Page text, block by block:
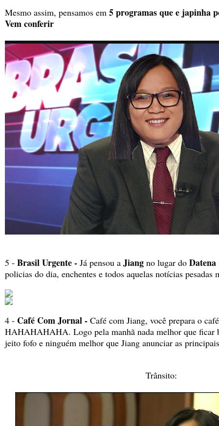
Mesmo assim, pensamos em 5 programas que e japinha
Vem conferir
5 - Brasil Urgente - Já pensou a Jiang no lugar do Datena
policias do dia, enchentes e todos aquelas notícias pesadas
4 - Café Com Jornal - Café com Jiang, você prepara o
HAHAHAHAHA. Logo pela manhã nada melhor que ficar
jeito fofo e ninguém melhor que Jiang anunciar as
Trânsito: